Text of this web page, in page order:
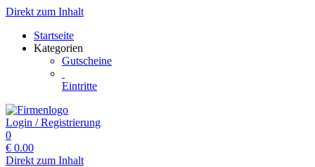
Direkt zum Inhalt
Startseite
Kategorien
Gutscheine
Eintritte
Login / Registrierung
0
€ 0.00
Direkt zum Inhalt